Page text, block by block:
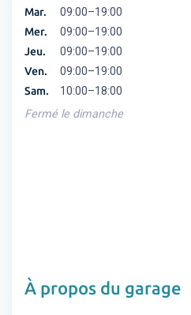
Mar. 09:00–19:00
Mer. 09:00–19:00
Jeu. 09:00–19:00
Ven. 09:00–19:00
Sam.
10:00–18:00
Fermé le dimanche
À propos du garage